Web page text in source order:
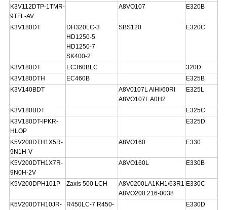
K3V112DTP-1TMR-
9TFL-AV
A8VO107 E320B
K3V180DT
DH320LC-3
HD1250-5
HD1250-7
SK400-2
SBS120 E320C
K3V180DT EC360BLC
320D
K3V180DTH
EC460B
E325B
K3V140BDT
A8V0107L AIHI/60RI
A8VO107L A0H2
E325L
K3V180BDT
E325C
K3V180DT-IPKR-
HLOP
E325D
K5V200DTH1X5R-
9N1H-V
A8VO160 E330
K5V200DTH1X7R-
9N0H-2V
A8VO160L E330B
K5V200DPH101P Zaxis 500 LCH
A8V0200LA1KH1/63R1
A8VO200 216-0038
E330C
K5V200DTH10JR-
R450LC-7 R450-
E330D